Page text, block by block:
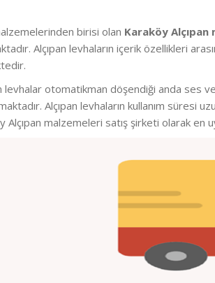
birisi olan Karaköy Alçıpan
Alçıpan levhaların içerik özellikleri
levhalar otomatikman döşendiği anda ses
Alçıpan levhaların kullanım
malzemeleri satış şirketi olarak en